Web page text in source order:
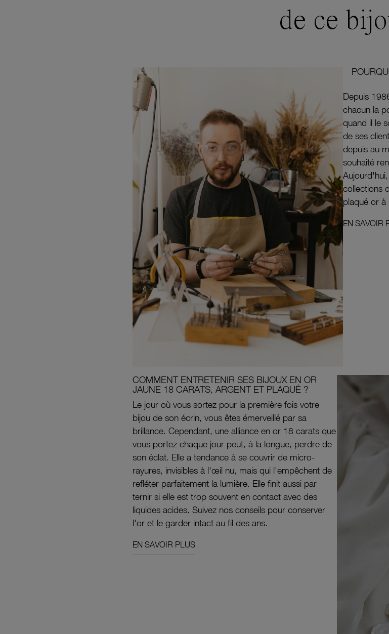
de ce
Depuis
chacun la
quand il le
de ses
depuis au
souhaité
collections
plaqué or à
EN SAVOIR
COMMENT ENTRETENIR SES BIJOUX EN OR
JAUNE 18 CARATS, ARGENT ET PLAQUÉ ?
Le jour où vous sortez pour la première fois votre
bijou de son écrin, vous êtes émerveillé par sa
brillance. Cependant, une alliance en or 18 carats que
vous portez chaque jour peut, à la longue, perdre de
son éclat. Elle a tendance à se couvrir de micro-
rayures, invisibles à l'œil nu, mais qui l'empêchent de
refléter parfaitement la lumière. Elle finit aussi par
ternir si elle est trop souvent en contact avec des
liquides acides. Suivez nos conseils pour conserver
l'or et le garder intact au fil des ans.
EN SAVOIR PLUS